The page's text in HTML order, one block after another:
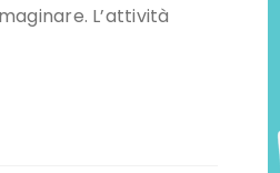
L’attività